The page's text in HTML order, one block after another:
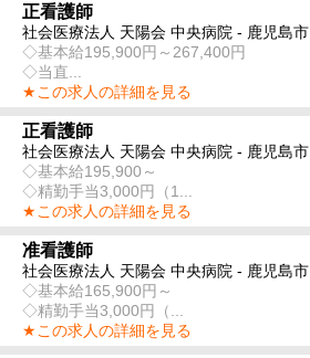
正看護師
社会医療法人 天陽会 中央病院 - 鹿児島市
◇基本給195,900円～267,400円
◇当直...
★この求人の詳細を見る
正看護師
社会医療法人 天陽会 中央病院 - 鹿児島市
◇基本給195,900～
◇精勤手当3,000円（1...
★この求人の詳細を見る
准看護師
社会医療法人 天陽会 中央病院 - 鹿児島市
◇基本給165,900円～
◇精勤手当3,000円（...
★この求人の詳細を見る